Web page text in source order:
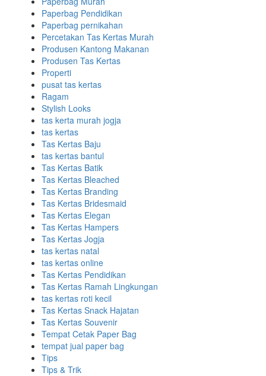
Paperbag Pendidikan
Paperbag pernikahan
Percetakan Tas Kertas Murah
Produsen Kantong Makanan
Produsen Tas Kertas
Properti
pusat tas kertas
Ragam
Stylish Looks
tas kerta murah jogja
tas kertas
Tas Kertas Baju
tas kertas bantul
Tas Kertas Batik
Tas Kertas Bleached
Tas Kertas Branding
Tas Kertas Bridesmaid
Tas Kertas Elegan
Tas Kertas Hampers
Tas Kertas Jogja
tas kertas natal
tas kertas online
Tas Kertas Pendidikan
Tas Kertas Ramah Lingkungan
tas kertas roti kecil
Tas Kertas Snack Hajatan
Tas Kertas Souvenir
Tempat Cetak Paper Bag
tempat jual paper bag
Tips
Tips & Trik